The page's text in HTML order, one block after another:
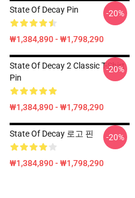
State Of Decay Pin
₩1,384,890 - ₩1,798,290
-20%
State Of Decay 2 Classic T-Shirt
Pin
₩1,384,890 - ₩1,798,290
-20%
State Of Decay 로고 핀
₩1,384,890 - ₩1,798,290
-20%